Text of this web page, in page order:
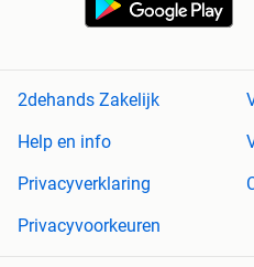
2dehands Zakelijk
Help en info
Privacyverklaring
Privacyvoorkeuren